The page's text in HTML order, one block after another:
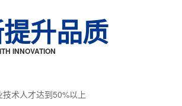
升品质
INNOVATION
术人才达到50%以上